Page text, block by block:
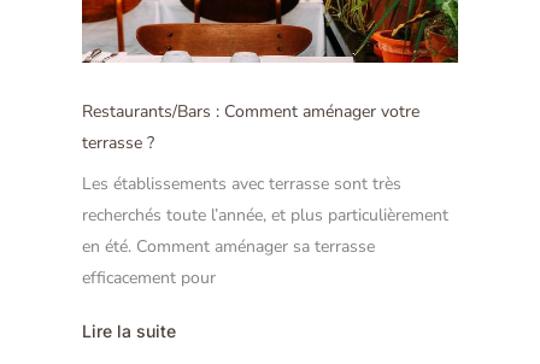
Restaurants/Bars : Comment aménager votre
terrasse ?
Les établissements avec terrasse sont très
recherchés toute l’année, et plus particulièrement
en été. Comment aménager sa terrasse
efficacement pour
Lire la suite